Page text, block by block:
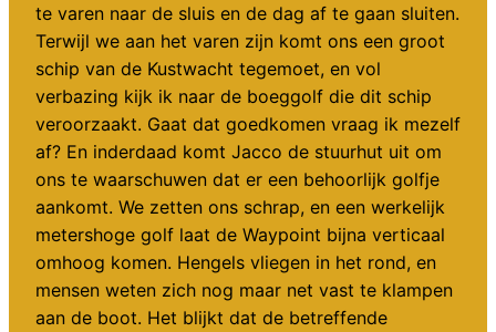
te varen naar de sluis en de dag af te gaan sluiten.
Terwijl we aan het varen zijn komt ons een groot
schip van de Kustwacht tegemoet, en vol
verbazing kijk ik naar de boeggolf die dit schip
veroorzaakt. Gaat dat goedkomen vraag ik mezelf
af? En inderdaad komt Jacco de stuurhut uit om
ons te waarschuwen dat er een behoorlijk golfje
aankomt. We zetten ons schrap, en een werkelijk
metershoge golf laat de Waypoint bijna verticaal
omhoog komen. Hengels vliegen in het rond, en
mensen weten zich nog maar net vast te klampen
aan de boot. Het blijkt dat de betreffende